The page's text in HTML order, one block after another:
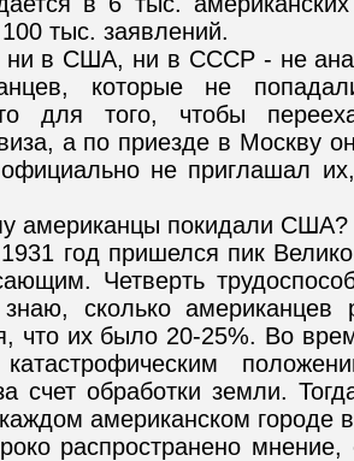
тыс. заявлений.
ни в США, ни в СССР - не
которые не
для того, чтобы
а по приезде в Москву
не приглашал
американцы покидали США?
год пришелся пик
Четверть
сколько американцев
что их было 20-25%. Во
счет обработки земли.
американском городе
распространено